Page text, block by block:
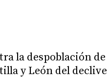
la despoblación de
y León del declive